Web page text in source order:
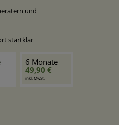
und
startklar
6 Monate
49,90 €
inkl. MwSt.